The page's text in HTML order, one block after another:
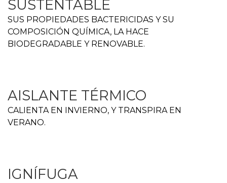
SUSTENTABLE
SUS PROPIEDADES BACTERICIDAS Y SU
COMPOSICIÓN QUÍMICA, LA HACE
BIODEGRADABLE Y RENOVABLE.
AISLANTE TÉRMICO
CALIENTA EN INVIERNO, Y TRANSPIRA EN
VERANO.
IGNÍFUGA